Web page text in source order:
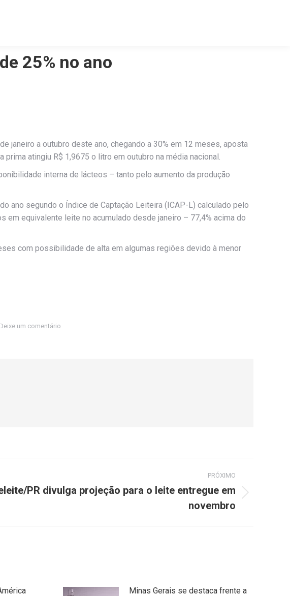
25% no ano
janeiro a outubro deste ano, chegando a 30% em 12 meses, aposta
atingiu R$ 1,9675 o litro em outubro na média nacional.
interna de lácteos – tanto pelo aumento da produção
ano segundo o Índice de Captação Leiteira (ICAP-L) calculado pelo
em equivalente leite no acumulado desde janeiro – 77,4% acima do
com possibilidade de alta em algumas regiões devido à menor
Deixe um comentário
PRÓXIMO
PR divulga projeção para o leite entregue em
novembro
Minas Gerais se destaca frente a